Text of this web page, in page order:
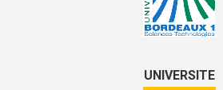
UNIVERSITE